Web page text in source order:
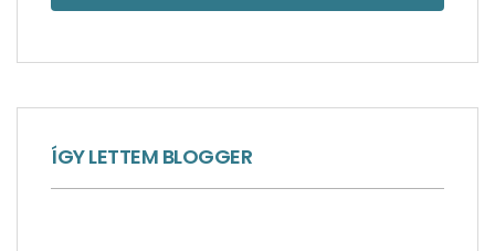
ÍGY LETTEM BLOGGER